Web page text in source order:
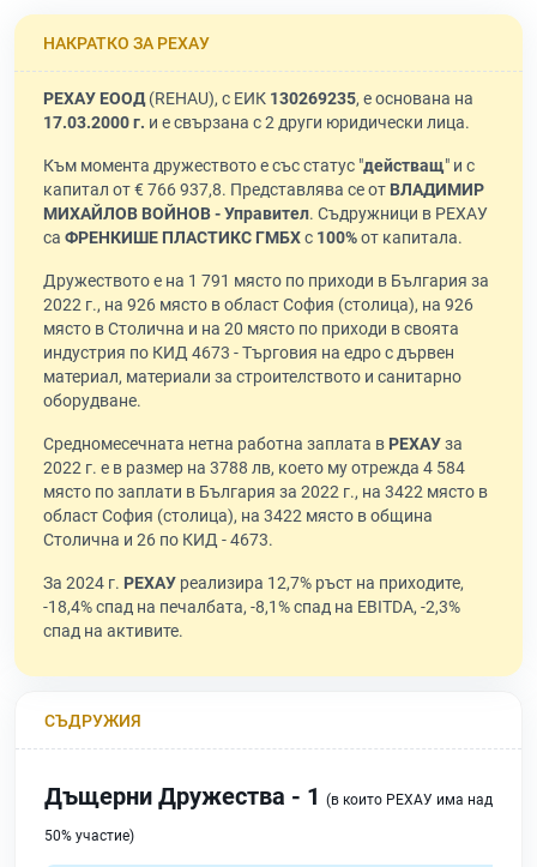
НАКРАТКО ЗА РЕХАУ
РЕХАУ ЕООД(REHAU), с ЕИК 130269235, е основана на
17.03.2000 г. и е свързана с 2 други юридически лица.
Към момента дружеството е със статус "действащ" и с
капитал от € 766 937,8. Представлява се от ВЛАДИМИР
МИХАЙЛОВ ВОЙНОВ - Управител. Съдружници в РЕХАУ
са ФРЕНКИШЕ ПЛАСТИКС ГМБХс 100%от капитала.
Дружеството е на 1 791 място по приходи в България за
2022 г., на 926 място в област София (столица), на 926
място в Столична и на 20 място по приходи в своята
индустрия по КИД 4673 - Търговия на едро с дървен
материал, материали за строителството и санитарно
оборудване.
Средномесечната нетна работна заплата в РЕХАУза
2022 г. е в размер на 3788 лв, което му отрежда 4 584
място по заплати в България за 2022 г., на 3422 място в
област София (столица), на 3422 място в община
Столична и 26 по КИД - 4673.
За 2024 г. РЕХАУ реализира 12,7% ръст на приходите,
-18,4% спад на печалбата, -8,1% спад на EBITDA, -2,3%
спад на активите.
СЪДРУЖИЯ
Дъщерни Дружества - 1 (в които РЕХАУ има над
50% участие)